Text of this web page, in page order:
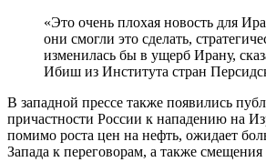
«Это очень плохая новость для
они смогли это сделать,
изменилась бы в ущерб Ирану,
Ибиш из Института стран
В западной прессе также появились
причастности России к нападению на
помимо роста цен на нефть, ожидает
Запада к переговорам, а также смещения